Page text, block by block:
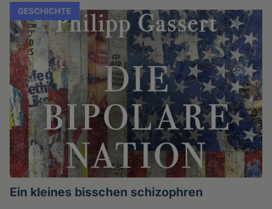
GESCHICHTE
Ein kleines bisschen schizophren